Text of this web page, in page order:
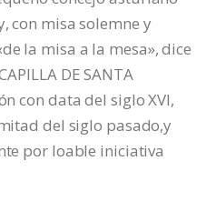
con misa solemne y
la misa a la mesa», dice
DE SANTA
con data del siglo XVI,
del siglo pasado,y
por loable iniciativa